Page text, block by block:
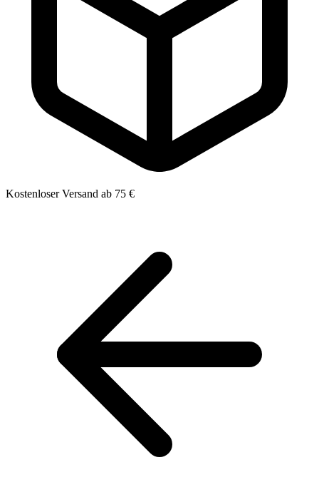
Kostenloser Versand ab 75 €